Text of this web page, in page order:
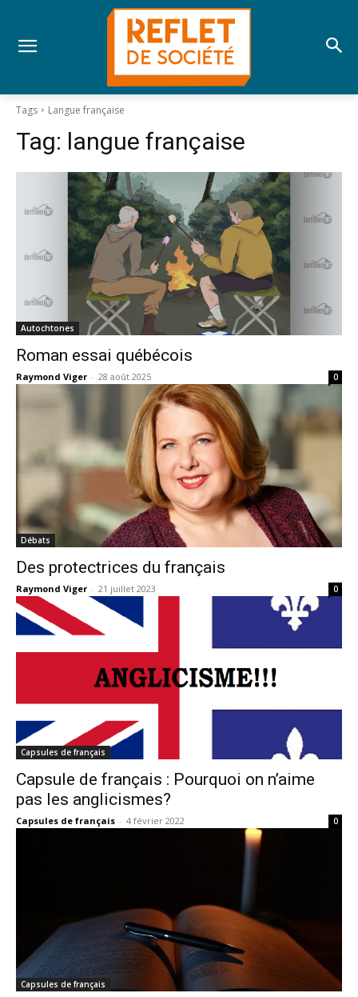
Tags Langue française
Tag: langue française
Autochtones
Roman essai québécois
Raymond Viger - 28 août 2025 0
Débats
Des protectrices du français
Raymond Viger - 21 juillet 2023 0
Capsules de français
Capsule de français : Pourquoi on n’aime
pas les anglicismes?
Capsules de français - 4 février 2022 0
Capsules de français